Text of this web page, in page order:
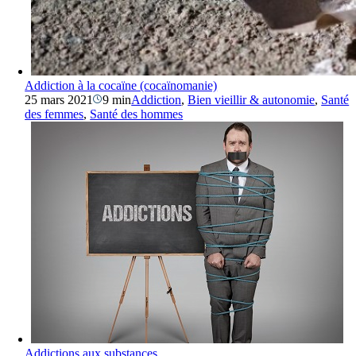
Addiction à la cocaïne (cocaïnomanie)
25 mars 2021
9 minAddiction,Bien vieillir & autonomie, Santé
des femmes, Santé des hommes
Addictions aux substances